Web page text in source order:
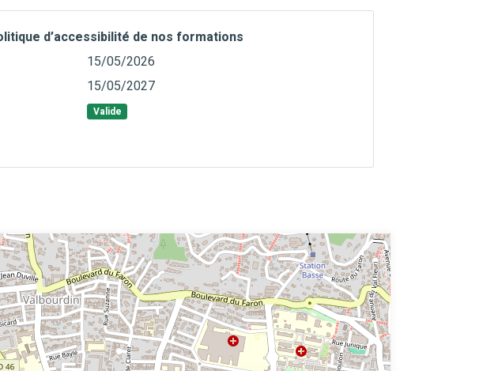
d’accessibilité de nos formations
15/05/2026
15/05/2027
Valide